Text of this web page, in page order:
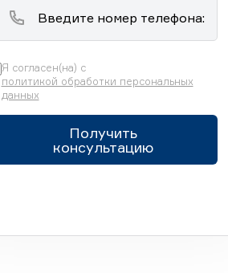
Я согласен(на) с
политикой обработки персональных
данных
Получить
консультацию